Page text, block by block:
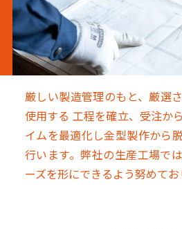
厳しい製造管理のもと、厳選
使用する 工程を確立、受注か
イムを最適化し金型製作から
行います。弊社の生産工場で
ーズを形にできるよう努めてお